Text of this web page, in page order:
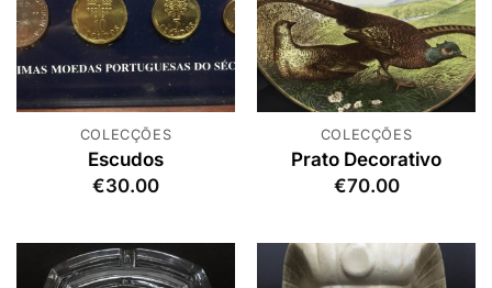
COLECÇÕES
Escudos
€30.00
COLECÇÕES
Prato Decorativo
€70.00